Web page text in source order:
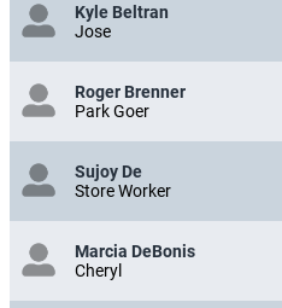
Kyle Beltran
Jose
Roger Brenner
Park Goer
Sujoy De
Store Worker
Marcia DeBonis
Cheryl